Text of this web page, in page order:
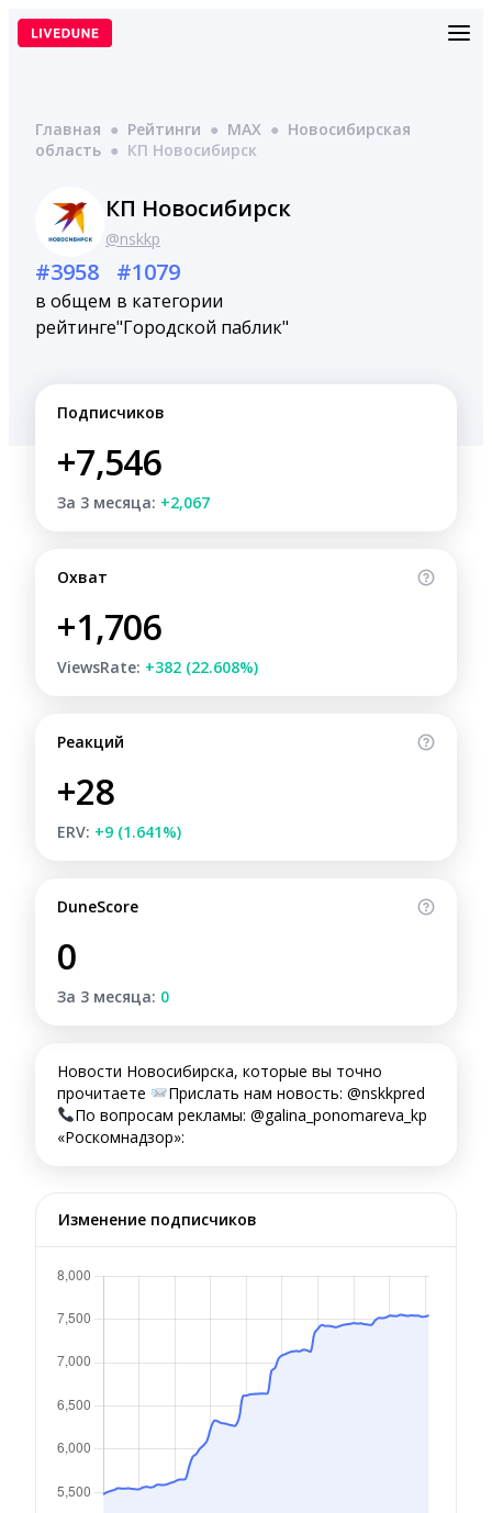
Перейти
Главная ● Рейтинги ● MAX ● Новосибирская
область ● КП Новосибирск
КП Новосибирск
@nskkp
#3958
в общем
рейтинге
#1079
в категории
"Городской паблик"
Подписчиков
+7,546
За 3 месяца: +2,067
Охват
+1,706
ViewsRate: +382 (22.608%)
Реакций
+28
ERV: +9 (1.641%)
DuneScore
0
За 3 месяца: 0
Новости Новосибирска, которые вы точно
прочитаете
Прислать нам новость: @nskkpred
По вопросам рекламы: @galina_ponomareva_kp
«Роскомнадзор»:
Изменение подписчиков